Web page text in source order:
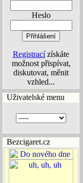
Heslo
Registracízískáte
možnost přispívat,
diskutovat, měnit
vzhled...
Uživatelské menu
Bezcigaret.cz